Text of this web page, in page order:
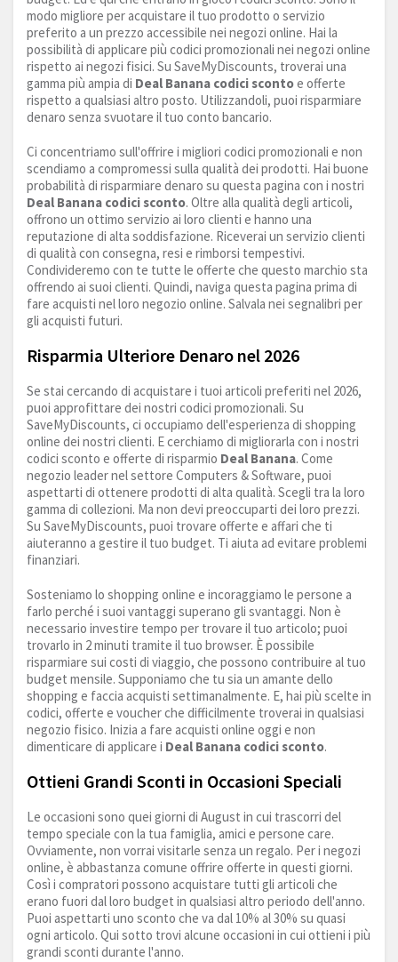
modo migliore per acquistare il tuo prodotto o servizio
preferito a un prezzo accessibile nei negozi online. Hai la
possibilità di applicare più codici promozionali nei negozi online
rispetto ai negozi fisici. Su SaveMyDiscounts, troverai una
gamma più ampia di Deal Banana codici scontoe offerte
rispetto a qualsiasi altro posto. Utilizzandoli, puoi risparmiare
denaro senza svuotare il tuo conto bancario.
Ci concentriamo sull'offrire i migliori codici promozionali e non
scendiamo a compromessi sulla qualità dei prodotti. Hai buone
probabilità di risparmiare denaro su questa pagina con i nostri
Deal Banana codici sconto. Oltre alla qualità degli articoli,
offrono un ottimo servizio ai loro clienti e hanno una
reputazione di alta soddisfazione. Riceverai un servizio clienti
di qualità con consegna, resi e rimborsi tempestivi.
Condivideremo con te tutte le offerte che questo marchio sta
offrendo ai suoi clienti. Quindi, naviga questa pagina prima di
fare acquisti nel loro negozio online. Salvala nei segnalibri per
gli acquisti futuri.
Risparmia Ulteriore Denaro nel 2026
Se stai cercando di acquistare i tuoi articoli preferiti nel 2026,
puoi approfittare dei nostri codici promozionali. Su
SaveMyDiscounts, ci occupiamo dell'esperienza di shopping
online dei nostri clienti. E cerchiamo di migliorarla con i nostri
codici sconto e offerte di risparmio Deal Banana. Come
negozio leader nel settore Computers & Software, puoi
aspettarti di ottenere prodotti di alta qualità. Scegli tra la loro
gamma di collezioni. Ma non devi preoccuparti dei loro prezzi.
Su SaveMyDiscounts, puoi trovare offerte e affari che ti
aiuteranno a gestire il tuo budget. Ti aiuta ad evitare problemi
finanziari.
Sosteniamo lo shopping online e incoraggiamo le persone a
farlo perché i suoi vantaggi superano gli svantaggi. Non è
necessario investire tempo per trovare il tuo articolo; puoi
trovarlo in 2 minuti tramite il tuo browser. È possibile
risparmiare sui costi di viaggio, che possono contribuire al tuo
budget mensile. Supponiamo che tu sia un amante dello
shopping e faccia acquisti settimanalmente. E, hai più scelte in
codici, offerte e voucher che difficilmente troverai in qualsiasi
negozio fisico. Inizia a fare acquisti online oggi e non
dimenticare di applicare i Deal Banana codici sconto.
Ottieni Grandi Sconti in Occasioni Speciali
Le occasioni sono quei giorni di August in cui trascorri del
tempo speciale con la tua famiglia, amici e persone care.
Ovviamente, non vorrai visitarle senza un regalo. Per i negozi
online, è abbastanza comune offrire offerte in questi giorni.
Così i compratori possono acquistare tutti gli articoli che
erano fuori dal loro budget in qualsiasi altro periodo dell'anno.
Puoi aspettarti uno sconto che va dal 10% al 30% su quasi
ogni articolo. Qui sotto trovi alcune occasioni in cui ottieni i più
grandi sconti durante l'anno.